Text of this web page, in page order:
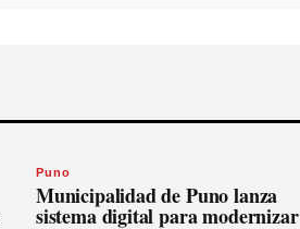
Puno
Municipalidad de Puno lanza
sistema digital para modernizar